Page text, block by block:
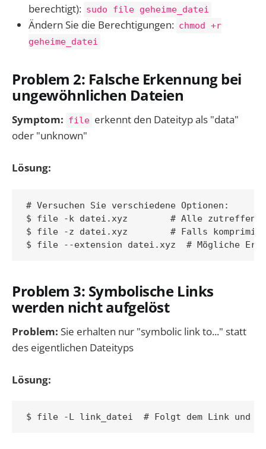
berechtigt): sudo file geheime_datei
Ändern Sie die Berechtigungen: chmod +r
geheime_datei
Problem 2: Falsche Erkennung bei
ungewöhnlichen Dateien
Symptom: file erkennt den Dateityp als "data"
oder "unknown"
Lösung:
# Versuchen Sie verschiedene Optionen:
$ file -k datei.xyz        # Alle
$ file -z datei.xyz        # Falls
Problem 3: Symbolische Links
werden nicht aufgelöst
Problem: Sie erhalten nur "symbolic link to..." statt
des eigentlichen Dateityps
Lösung: